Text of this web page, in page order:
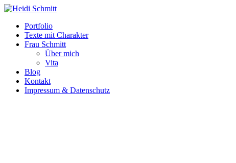
Portfolio
Texte mit Charakter
Frau Schmitt
Über mich
Vita
Blog
Kontakt
Impressum & Datenschutz